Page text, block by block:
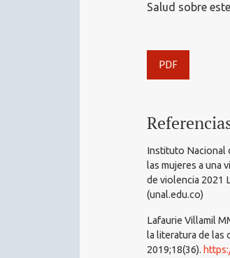
Salud sobre
PDF
Instituto Nacional
las mujeres a una
de violencia 2021
(unal.edu.co)
Lafaurie Villamil
la literatura de las
2019;18(36).